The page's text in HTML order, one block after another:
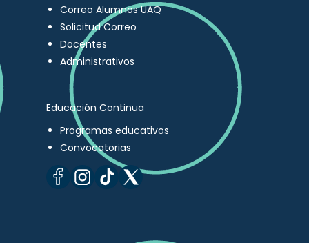
Correo Alumnos UAQ
Solicitud Correo
Docentes
Administrativos
Educación Continua
Programas educativos
Convocatorias